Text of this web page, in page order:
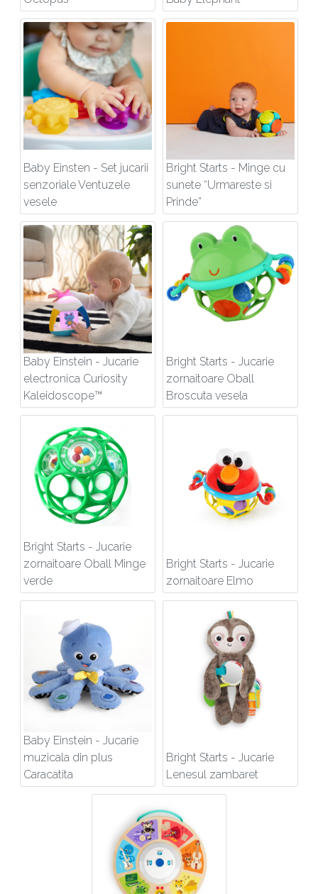
Baby Einsten - Set jucarii
senzoriale Ventuzele
vesele
Bright Starts - Minge cu
sunete “Urmareste si
Prinde”
Baby Einstein - Jucarie
electronica Curiosity
Kaleidoscope™
Bright Starts - Jucarie
zornaitoare Oball
Broscuta vesela
Bright Starts - Jucarie
zornaitoare Oball Minge
verde
Bright Starts - Jucarie
zornaitoare Elmo
Baby Einstein - Jucarie
muzicala din plus
Caracatita
Bright Starts - Jucarie
Lenesul zambaret